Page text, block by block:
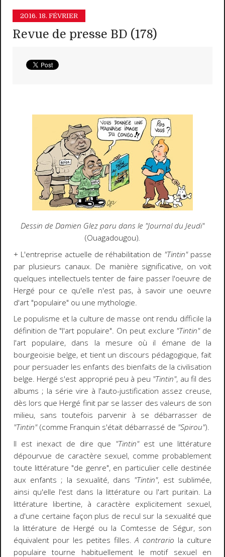
2016. 18. FÉVRIER
Revue de presse BD (178)
Dessin de Damien Glez paru dans le "Journal du Jeudi"
(Ouagadougou).
+ L'entreprise actuelle de réhabilitation de "Tintin"passe
par plusieurs canaux. De manière significative, on voit
quelques intellectuels tenter de faire passer l'oeuvre de
Hergé pour ce qu'elle n'est pas, à savoir une oeuvre
d'art "populaire" ou une mythologie.
Le populisme et la culture de masse ont rendu difficile la
définition de "l'art populaire". On peut exclure "Tintin"de
l'art populaire, dans la mesure où il émane de la
bourgeoisie belge, et tient un discours pédagogique, fait
pour persuader les enfants des bienfaits de la civilisation
belge. Hergé s'est approprié peu à peu "Tintin", au fil des
albums ; la série vire à l'auto-justification assez creuse,
dès lors que Hergé finit par se lasser des valeurs de son
milieu, sans toutefois parvenir à se débarrasser de
"Tintin"(comme Franquin s'était débarrassé de "Spirou").
Il est inexact de dire que "Tintin"est une littérature
dépourvue de caractère sexuel, comme probablement
toute littérature "de genre", en particulier celle destinée
aux enfants ; la sexualité, dans "Tintin", est sublimée,
ainsi qu'elle l'est dans la littérature ou l'art puritain. La
littérature libertine, à caractère explicitement sexuel,
a d'une certaine façon plus de recul sur la sexualité que
la littérature de Hergé ou la Comtesse de Ségur, son
équivalent pour les petites filles.A contrario la culture
populaire tourne habituellement le motif sexuel en